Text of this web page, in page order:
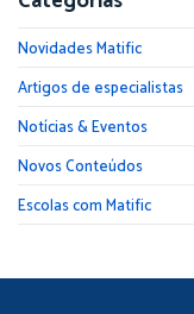
Novidades Matific
Artigos de especialistas
Notícias & Eventos
Novos Conteúdos
Escolas com Matific